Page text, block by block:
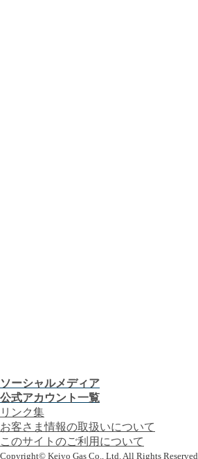
ソーシャルメディア
公式アカウント一覧
リンク集
お客さま情報の取扱いについて
このサイトのご利用について
Copyright© Keiyo Gas Co., Ltd. All Rights Reserved.